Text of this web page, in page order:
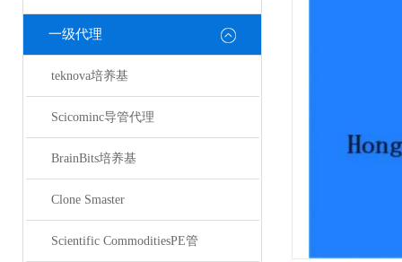
一级代理
teknova培养基
Scicominc导管代理
BrainBits培养基
Clone Smaster
Scientific CommoditiesPE管